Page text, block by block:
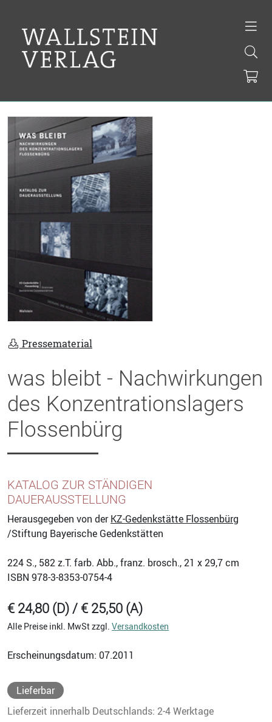
Pressematerial
was bleibt - Nachwirkungen
des Konzentrationslagers
Flossenbürg
KATALOG ZUR STÄNDIGEN
DAUERAUSSTELLUNG
Herausgegeben von derKZ-Gedenkstätte Flossenbürg
/Stiftung Bayerische Gedenkstätten
224 S., 582 z.T. farb. Abb., franz. brosch., 21 x 29,7 cm
ISBN 978-3-8353-0754-4
€ 24,80 (D) / € 25,50 (A)
Alle Preise inkl. MwSt zzgl. Versandkosten
Erscheinungsdatum: 07.2011
Lieferbar
Lieferzeit innerhalb Deutschlands: 2-4 Werktage